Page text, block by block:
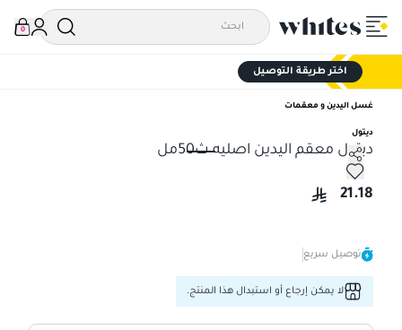
0
اختر طريقة التوصيل
غسل اليدين و معقمات
ديتول
ديتول معقم اليدين اصليه ث50مل
ديتول معقم اليدين اصليه ث50مل
21.18
توصيل سريع
لا يمكن إرجاع أو استبدال هذا المنتج.